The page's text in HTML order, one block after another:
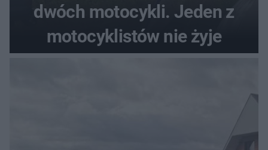
dwóch motocykli. Jeden z
motocyklistów nie żyje